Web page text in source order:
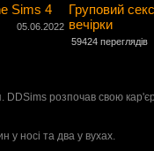
Sims 4
05.06.2022
Груповий
вечірки
59424 переглядів
розпочав свою
у носі та два у вухах.